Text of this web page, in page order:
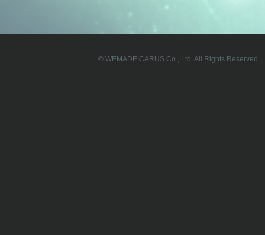
© WEMADEICARUS Co., Ltd. All Rights Reserved.